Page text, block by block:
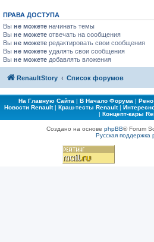
ПРАВА ДОСТУПА
Вы не можете начинать темы
Вы не можете отвечать на сообщения
Вы не можете редактировать свои сообщения
Вы не можете удалять свои сообщения
Вы не можете добавлять вложения
RenaultStory Список форумов
На Главную Сайта | В Начало Форума |
Новости Renault| Краш-тесты Renault|
| Концепт-кары
Создано на основе phpBB® Forum
Русская поддержка